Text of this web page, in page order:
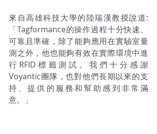
來自高雄科技大學的陸瑞漢教授說道:
「Tagformance的操作過程十分快速、
可靠且準確，除了能夠應用在實驗室量
測之外，他也能夠有效在實際環境中進
行RFID標籤測試。我們十分感謝
Voyantic團隊，也對他們長期以來的支
持、提供的服務和幫助感到非常滿
意。」